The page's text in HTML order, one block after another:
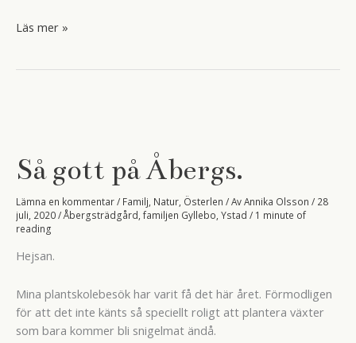
Semestern
Läs mer »
Så gott på Åbergs.
Lämna en kommentar/ Familj Natur Österlen / AvAnnika Olsson / 28
juli, 2020/Åbergsträdgård familjen Gyllebo Ystad / 1 minute of
reading
Hejsan.
Mina plantskolebesök har varit få det här året. Förmodligen
för att det inte känts så speciellt roligt att plantera växter
som bara kommer bli snigelmat ändå.